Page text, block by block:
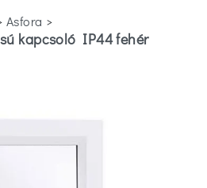
asfora >
kapcsoló IP44 fehér